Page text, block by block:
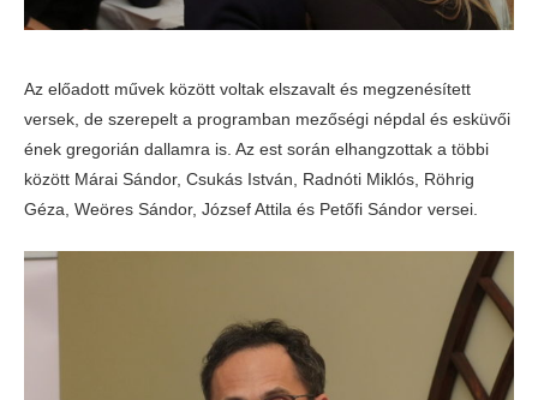
Az előadott művek között voltak elszavalt és megzenésített
versek, de szerepelt a programban mezőségi népdal és esküvői
ének gregorián dallamra is. Az est során elhangzottak a többi
között Márai Sándor, Csukás István, Radnóti Miklós, Röhrig
Géza, Weöres Sándor, József Attila és Petőfi Sándor versei.